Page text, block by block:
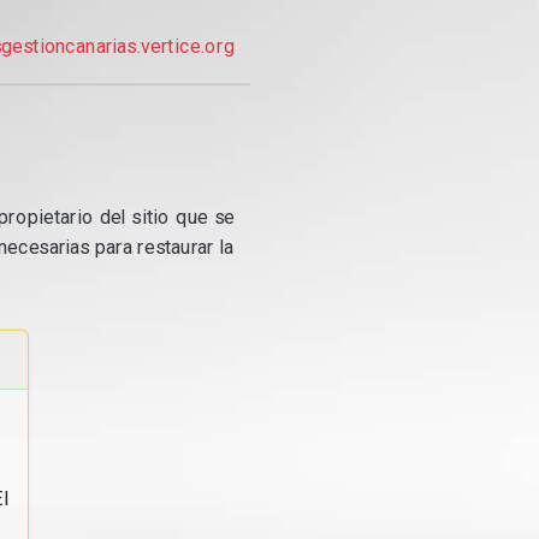
del sitio que se
para restaurar la